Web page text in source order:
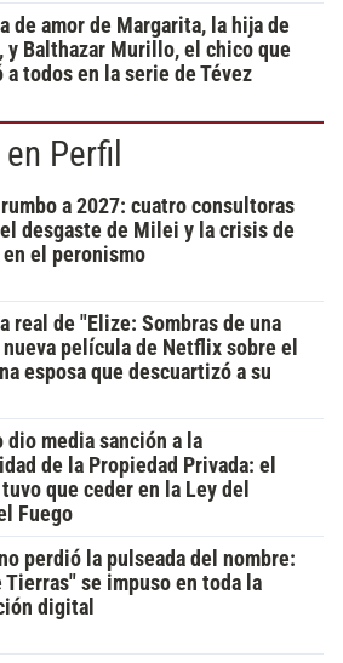
de amor de Margarita, la hija de
y Balthazar Murillo, el chico que
todos en la serie de Tévez
Perfil
rumbo a 2027: cuatro consultoras
desgaste de Milei y la crisis de
en el peronismo
real de "Elize: Sombras de una
película de Netflix sobre el
esposa que descuartizó a su
dio media sanción a la
de la Propiedad Privada: el
que ceder en la Ley del
Fuego
perdió la pulseada del nombre:
Tierras" se impuso en toda la
digital